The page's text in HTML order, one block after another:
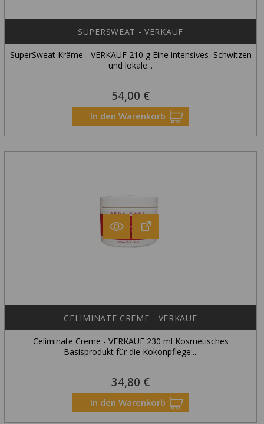
SUPERSWEAT - VERKAUF
SuperSweat Kräme - VERKAUF 210 g Eine intensives Schwitzen
und lokale...
Preis
54,00 €
In den Warenkorb
CELIMINATE CREME - VERKAUF
Celiminate Creme - VERKAUF 230 ml Kosmetisches
Basisprodukt für die Kokonpflege:...
Preis
34,80 €
In den Warenkorb